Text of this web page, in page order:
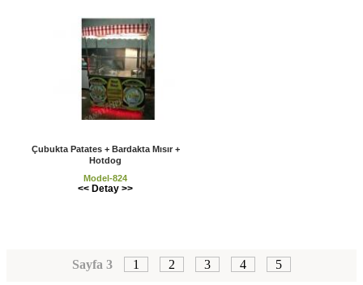
Çubukta Patates + Bardakta Mısır +
Hotdog
Model-824
<< Detay >>
Sayfa 3 1 2 3 4 5